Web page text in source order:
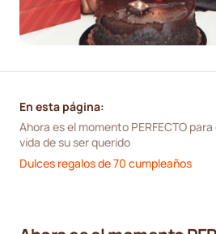
En esta página:
Ahora es el momento PERFECTO
vida de su ser querido
Dulces regalos de 70 cumpleaños